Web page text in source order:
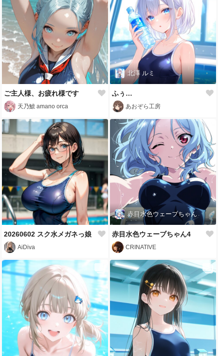
ご主人様、お疲れ様です
天乃鯱 amano orca
北澤 ルミ
ふぅ…
あおぞら工房
20260602 スク水メガネっ娘
AiDiva
赤目水色ウェーブちゃん
赤目水色ウェーブちゃん4
CRINATIVE